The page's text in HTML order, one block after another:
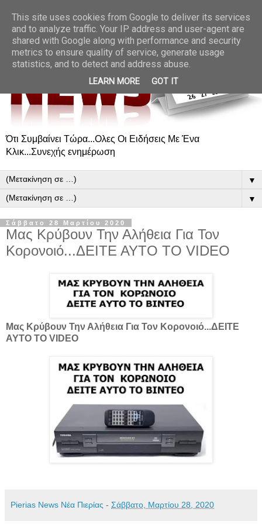
Ότι Συμβαίνει Τώρα...Ολες Οι Ειδήσεις Με Ένα
Κλικ...Συνεχής ενημέρωση
▼
▼
Σάββατο 28 Μαρτίου 2020
Μας Κρύβουν Την Αλήθεια Για Τον
Κορονοιό...ΔΕΙΤΕ ΑΥΤΟ ΤΟ VIDEO
Μας Κρύβουν Την Αλήθεια Για Τον Κορονοιό...ΔΕΙΤΕ
ΑΥΤΟ ΤΟ VIDEO
Pierias News Νέα Πιερίας - Σάββατο, Μαρτίου 28, 2020
This site uses cookies from Google to deliver its services
and to analyze traffic. Your IP address and user-agent are
shared with Google along with performance and security
metrics to ensure quality of service, generate usage
statistics, and to detect and address abuse.
LEARN MORE GOT IT